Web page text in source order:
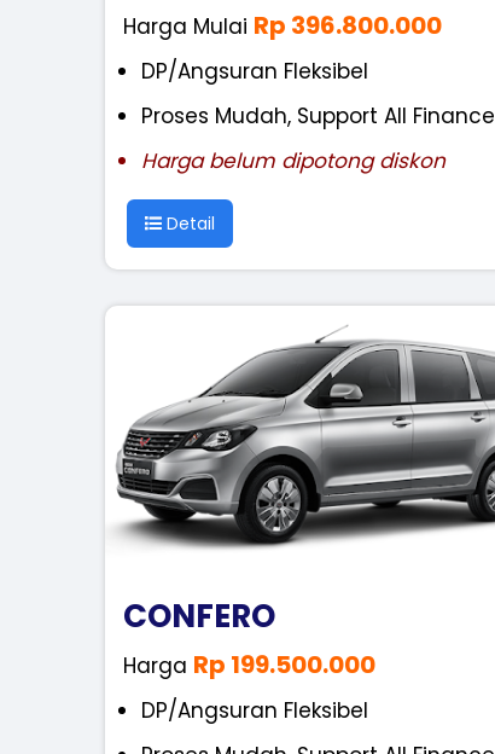
Harga Mulai Rp 396.800.000
DP/Angsuran Fleksibel
Proses Mudah, Support All Finance
Harga belum dipotong diskon
Detail
CONFERO
Harga Rp 199.500.000
DP/Angsuran Fleksibel